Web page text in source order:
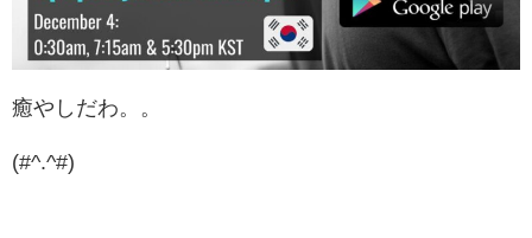
癒やしだわ。。
(#^.^#)